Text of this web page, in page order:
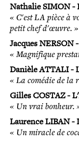
Nathalie SIMON -
« C'est LA pièce à
petit chef d'œuvre. »
Jacques NERSON
« Magnifique
Danièle ATTALI -
« La comédie de la
Gilles COSTAZ -
« Un vrai bonheur.
Laurence LIBAN -
« Un miracle de